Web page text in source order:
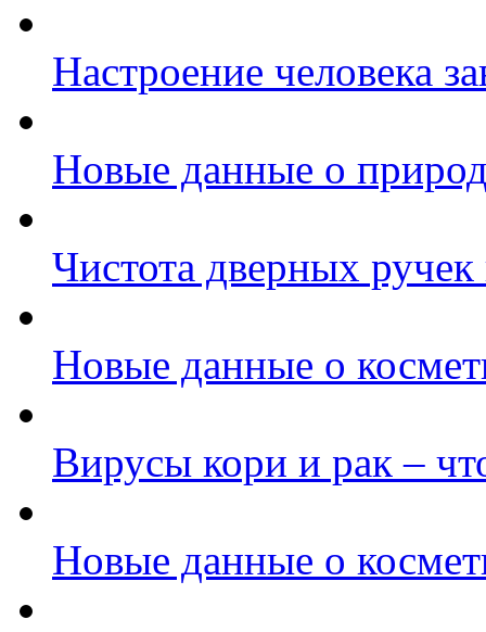
Настроение человека
Новые данные о
Чистота дверных
Новые данные о
Вирусы кори и рак –
Новые данные о